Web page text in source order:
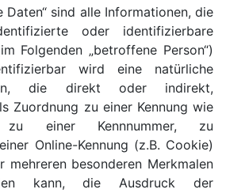
Daten“ sind alle Informationen, die
oder identifizierbare
Folgenden „betroffene Person“)
wird eine natürliche
die direkt oder indirekt,
Zuordnung zu einer Kennung wie
zu einer Kennnummer, zu
Online-Kennung (z.B. Cookie)
mehreren besonderen Merkmalen
kann, die Ausdruck der